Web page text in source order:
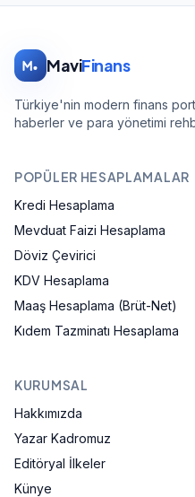
MaviFinans
Türkiye'nin modern finans
haberler ve para yönetimi
POPÜLER HESAPLAMALAR
Kredi Hesaplama
Mevduat Faizi Hesaplama
Döviz Çevirici
KDV Hesaplama
Maaş Hesaplama (Brüt-Net)
Kıdem Tazminatı Hesaplama
KURUMSAL
Hakkımızda
Yazar Kadromuz
Editöryal İlkeler
Künye